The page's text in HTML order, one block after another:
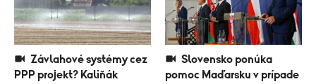
PPP projekt? Kaliňák
pomoc Maďarsku v prípade